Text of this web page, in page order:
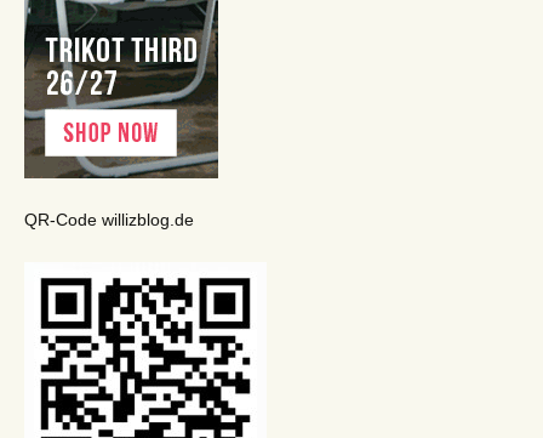
QR-Code willizblog.de